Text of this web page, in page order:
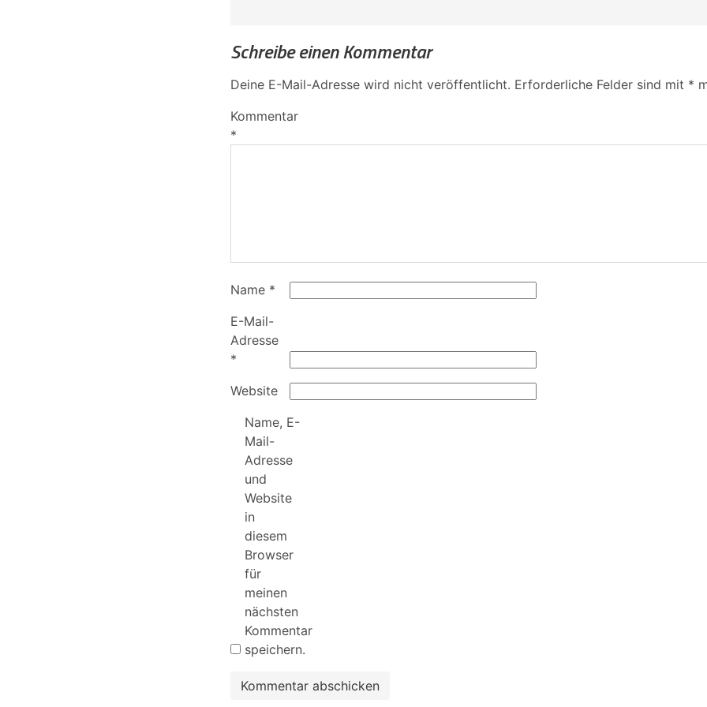
Schreibe einen Kommentar
Deine E-Mail-Adresse wird nicht veröffentlicht. Erforderliche Felder sind mit *
Kommentar
*
Name *
E-Mail-
Adresse
*
Website
Name, E-
Mail-
Adresse
und
Website
in
diesem
Browser
für
meinen
nächsten
Kommentar
speichern.